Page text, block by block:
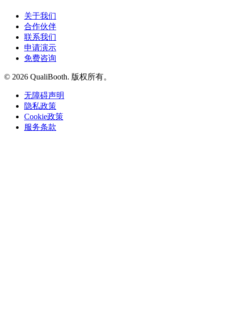
关于我们
合作伙伴
联系我们
申请演示
免费咨询
© 2026 QualiBooth. 版权所有。
无障碍声明
隐私政策
Cookie政策
服务条款